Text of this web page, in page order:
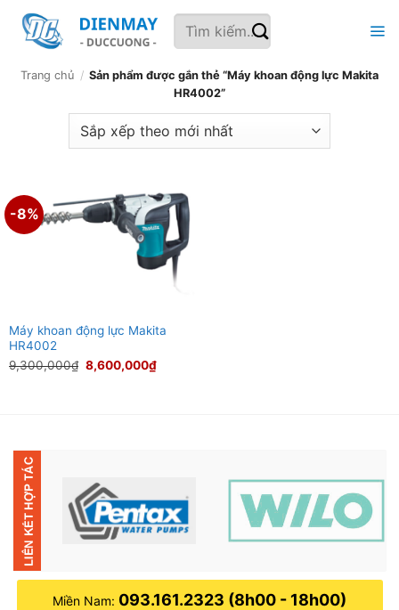
qua
dung
Tìm
kiếm:
Trang chủ / Sản phẩm được gắn thẻ “Máy khoan động lực Makita
HR4002”
-8%
Máy khoan động lực Makita
HR4002
9,300,000₫ Giá
gốc
8,600,000₫Giá
Miền Nam: 093.161.2323 (8h00 - 18h00)